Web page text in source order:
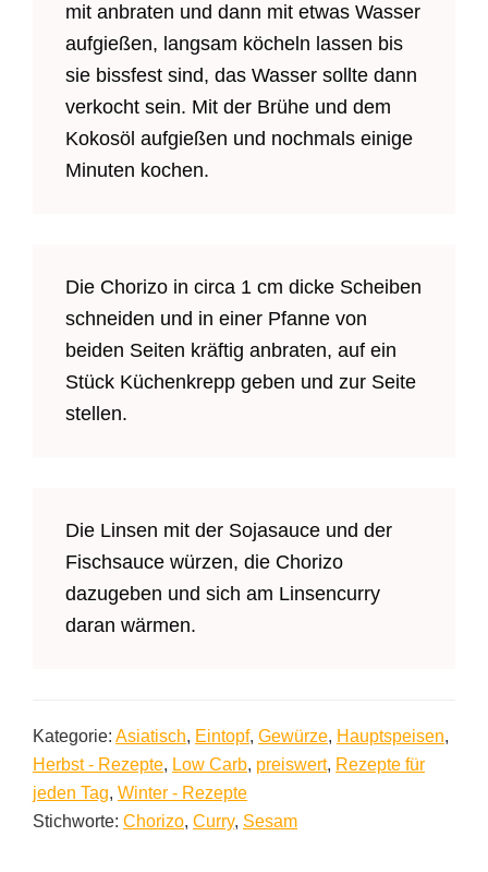
mit anbraten und dann mit etwas Wasser
aufgießen, langsam köcheln lassen bis
sie bissfest sind, das Wasser sollte dann
verkocht sein. Mit der Brühe und dem
Kokosöl aufgießen und nochmals einige
Minuten kochen.
Die Chorizo in circa 1 cm dicke Scheiben
schneiden und in einer Pfanne von
beiden Seiten kräftig anbraten, auf ein
Stück Küchenkrepp geben und zur Seite
stellen.
Die Linsen mit der Sojasauce und der
Fischsauce würzen, die Chorizo
dazugeben und sich am Linsencurry
daran wärmen.
Kategorie: Asiatisch, Eintopf, Gewürze, Hauptspeisen,
Herbst - Rezepte, Low Carb, preiswert, Rezepte für
jeden Tag, Winter - Rezepte
Stichworte: Chorizo, Curry, Sesam